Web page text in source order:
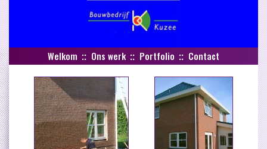
Welkom Ons werk Portfolio Contact